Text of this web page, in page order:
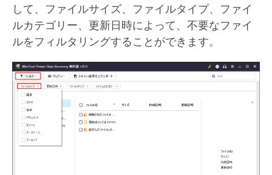
して、ファイルサイズ、ファイルタイプ、ファイ
ルカテゴリー、更新日時によって、不要なファイ
ルをフィルタリングすることができます。